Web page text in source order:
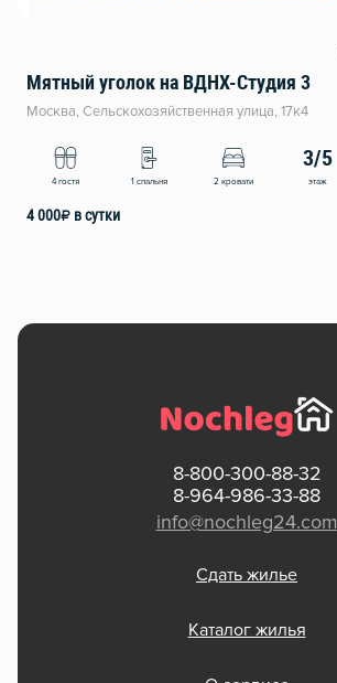
Мятный уголок на ВДНХ-Студия 3
Москва, Сельскохозяйственная улица, 17к4
4 гостя 1 спальня 2 кровати
3/5
этаж
4 000₽ в сутки
8-800-300-88-32
8-964-986-33-88
info@nochleg24.com
Сдать жилье
Каталог жилья